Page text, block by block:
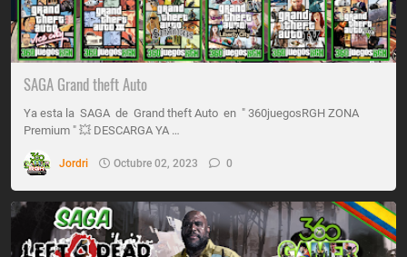
SAGA Grand theft Auto
Ya esta la SAGA de Grand theft Auto en " 360juegosRGH ZONA
Premium " 💥 DESCARGA YA …
Jordri Octubre 02, 2023 0